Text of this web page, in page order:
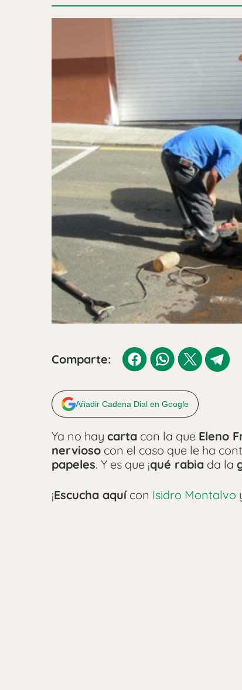
Comparte:
Añadir Cadena Dial en Google
Ya no hay carta con la que Eleno
nervioso con el caso que le ha
papeles. Y es que ¡qué rabia da la
¡Escucha aquícon Isidro Montalvo